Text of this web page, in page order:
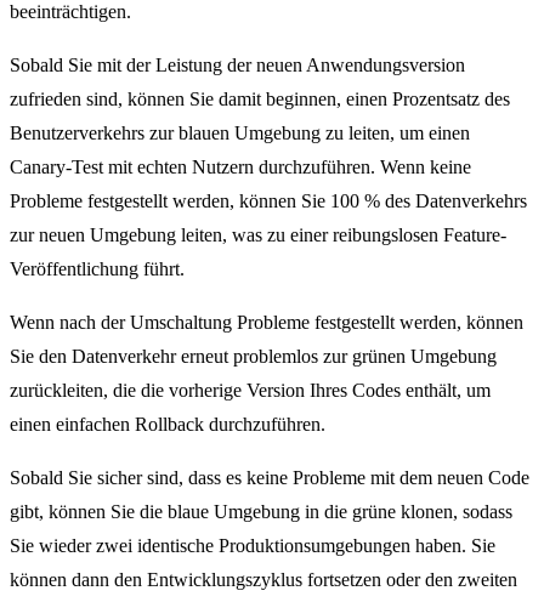
beeinträchtigen.
Sobald Sie mit der Leistung der neuen Anwendungsversion
zufrieden sind, können Sie damit beginnen, einen Prozentsatz des
Benutzerverkehrs zur blauen Umgebung zu leiten, um einen
Canary-Test mit echten Nutzern durchzuführen. Wenn keine
Probleme festgestellt werden, können Sie 100 % des Datenverkehrs
zur neuen Umgebung leiten, was zu einer reibungslosen Feature-
Veröffentlichung führt.
Wenn nach der Umschaltung Probleme festgestellt werden, können
Sie den Datenverkehr erneut problemlos zur grünen Umgebung
zurückleiten, die die vorherige Version Ihres Codes enthält, um
einen einfachen Rollback durchzuführen.
Sobald Sie sicher sind, dass es keine Probleme mit dem neuen Code
gibt, können Sie die blaue Umgebung in die grüne klonen, sodass
Sie wieder zwei identische Produktionsumgebungen haben. Sie
können dann den Entwicklungszyklus fortsetzen oder den zweiten